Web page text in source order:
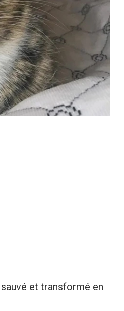
et transformé en